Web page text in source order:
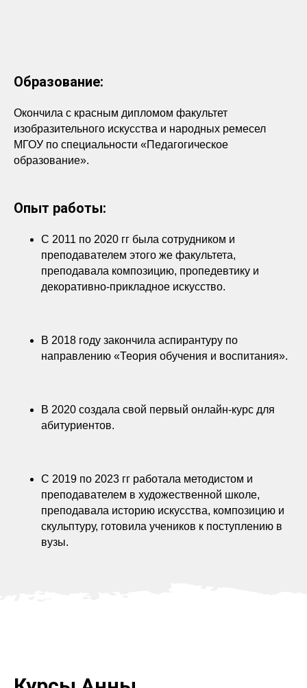
Образование:
Окончила с красным дипломом факультет
изобразительного искусства и народных ремесел
МГОУ по специальности «Педагогическое
образование».
Опыт работы:
С 2011 по 2020 гг была сотрудником и
преподавателем этого же факультета,
преподавала композицию, пропедевтику и
декоративно-прикладное искусство.
В 2018 году закончила аспирантуру по
направлению «Теория обучения и воспитания».
В 2020 создала свой первый онлайн-курс для
абитуриентов.
С 2019 по 2023 гг работала методистом и
преподавателем в художественной школе,
преподавала историю искусства, композицию и
скульптуру, готовила учеников к поступлению в
вузы.